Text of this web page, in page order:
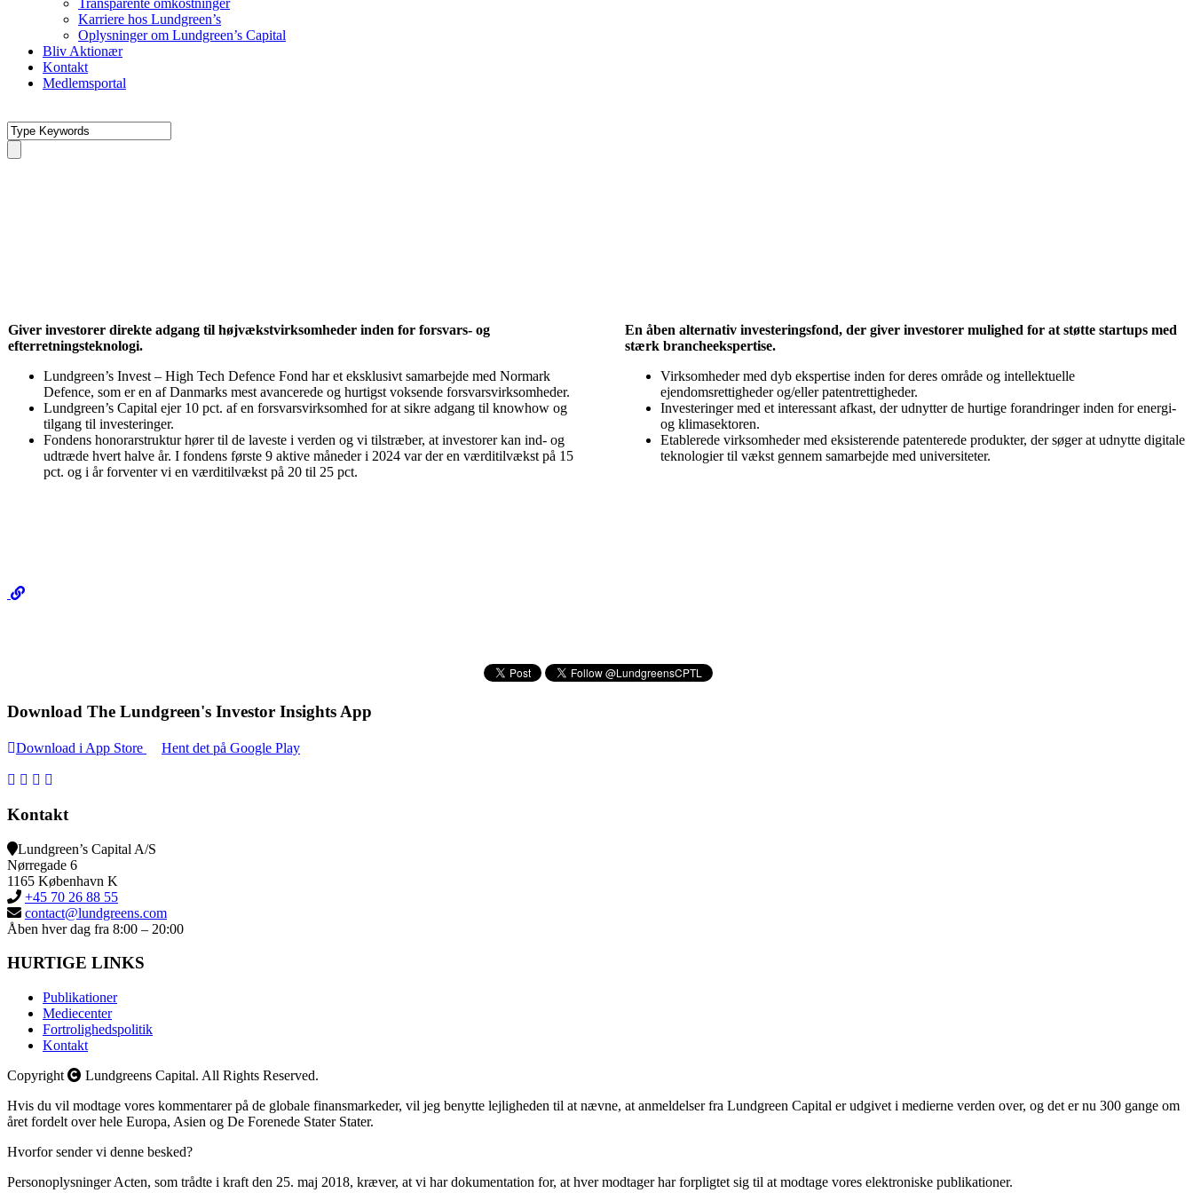
Transparente omkostninger
Karriere hos Lundgreen’s
Oplysninger om Lundgreen’s Capital
Bliv Aktionær
Kontakt
Medlemsportal
Giver investorer direkte adgang til højvækstvirksomheder inden for forsvars- og
efterretningsteknologi.
Lundgreen’s Invest – High Tech Defence Fond har et eksklusivt samarbejde med Normark
Defence, som er en af Danmarks mest avancerede og hurtigst voksende forsvarsvirksomheder.
Lundgreen’s Capital ejer 10 pct. af en forsvarsvirksomhed for at sikre adgang til knowhow og
tilgang til investeringer.
Fondens honorarstruktur hører til de laveste i verden og vi tilstræber, at investorer kan ind- og
udtræde hvert halve år. I fondens første 9 aktive måneder i 2024 var der en værditilvækst på 15
pct. og i år forventer vi en værditilvækst på 20 til 25 pct.
En åben alternativ investeringsfond, der giver investorer mulighed for at støtte startups med
stærk brancheekspertise.
Virksomheder med dyb ekspertise inden for deres område og intellektuelle
ejendomsrettigheder og/eller patentrettigheder.
Investeringer med et interessant afkast, der udnytter de hurtige forandringer inden for energi-
og klimasektoren.
Etablerede virksomheder med eksisterende patenterede produkter, der søger at udnytte digitale
teknologier til vækst gennem samarbejde med universiteter.
Download The Lundgreen's Investor Insights App
Download i App Store Hent det på Google Play
Kontakt
Lundgreen’s Capital A/S
Nørregade 6
1165 København K
+45 70 26 88 55
contact@lundgreens.com
Åben hver dag fra 8:00 – 20:00
HURTIGE LINKS
Publikationer
Mediecenter
Fortrolighedspolitik
Kontakt
Copyright
Lundgreens Capital. All Rights Reserved.
Hvis du vil modtage vores kommentarer på de globale finansmarkeder, vil jeg benytte lejligheden til at nævne, at anmeldelser fra Lundgreen Capital er udgivet i medierne verden over, og det er nu 300 gange om
året fordelt over hele Europa, Asien og De Forenede Stater Stater.
Hvorfor sender vi denne besked?
Personoplysninger Acten, som trådte i kraft den 25. maj 2018, kræver, at vi har dokumentation for, at hver modtager har forpligtet sig til at modtage vores elektroniske publikationer.